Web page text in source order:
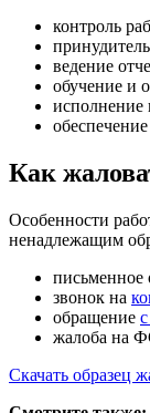
контроль
ведение
обучение и
исполнение
Как
Особенности
ненадлежащим
письменное
звонок на
обращение
жалоба на
Скачать образец